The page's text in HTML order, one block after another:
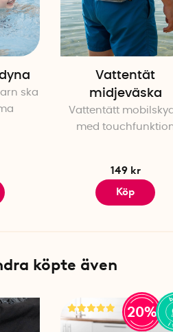
ska
Vattentät
midjeväska
Vattentätt
med
149 kr
Köp
köpte även
20%